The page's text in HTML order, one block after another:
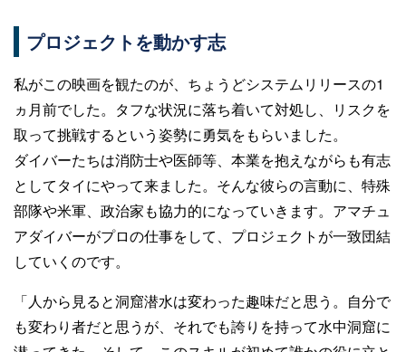
プロジェクトを動かす志
私がこの映画を観たのが、ちょうどシステムリリースの1
ヵ月前でした。タフな状況に落ち着いて対処し、リスクを
取って挑戦するという姿勢に勇気をもらいました。
ダイバーたちは消防士や医師等、本業を抱えながらも有志
としてタイにやって来ました。そんな彼らの言動に、特殊
部隊や米軍、政治家も協力的になっていきます。アマチュ
アダイバーがプロの仕事をして、プロジェクトが一致団結
していくのです。
「人から見ると洞窟潜水は変わった趣味だと思う。自分で
も変わり者だと思うが、それでも誇りを持って水中洞窟に